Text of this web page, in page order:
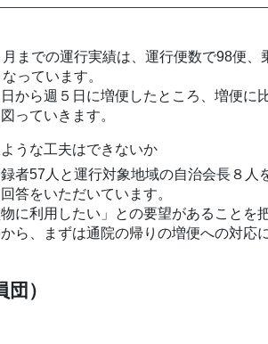
までの運行実績は、運行便数で98便
っています。
から週５日に増便したところ、増便
っていきます。
うな工夫はできないか
者57人と運行対象地域の自治会長８人
答をいただいています。
に利用したい」との要望があることを
ら、まずは通院の帰りの増便への対応
）